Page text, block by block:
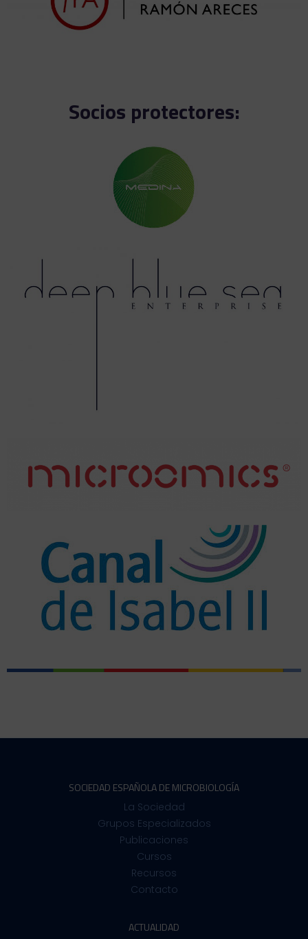
Socios protectores:
SOCIEDAD ESPAÑOLA DE MICROBIOLOGÍA
La Sociedad
Grupos Especializados
Publicaciones
Cursos
Recursos
Contacto
ACTUALIDAD